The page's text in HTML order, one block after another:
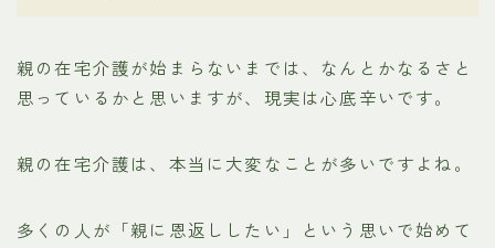
親の在宅介護が始まらないまでは、なんとかなるさと
思っているかと思いますが、現実は心底辛いです。
親の在宅介護は、本当に大変なことが多いですよね。
多くの人が「親に恩返ししたい」という思いで始めて